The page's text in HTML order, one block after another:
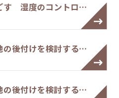
す 湿度のコントロ…
の後付けを検討する…
の後付けを検討する…